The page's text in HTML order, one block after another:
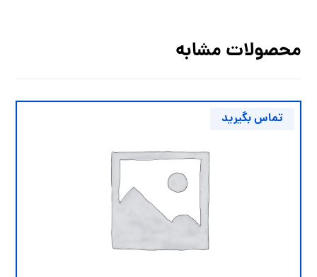
محصولات مشابه
تماس بگیرید